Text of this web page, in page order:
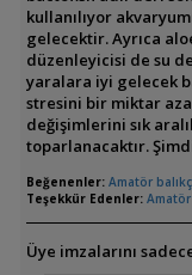
kullanılıyor
gelecektir. Ayrıca
düzenleyicisi de su
yaralara iyi gelecek
stresini bir miktar
değişimlerini sık
toparlanacaktır.
Beğenenler: Amatör
Teşekkür Edenler: Amatör
Üye imzalarını